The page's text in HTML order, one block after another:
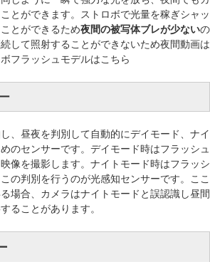
とができます。ストロボで光量を稼ぎシャッ
とができるため夜間の被写体ブレが少ないの
して照射することができないため夜間動画は
フラッシュモデルはこちら
、昼夜を判別して自動的にデイモード、ナイ
のセンサーです。デイモード時はフラッシュ
像を撮影します。ナイトモード時はフラッシ
の判別を行うのが光感知センサーです。ここ
場合、カメラはナイトモードと誤認識し昼間
ることがあります。